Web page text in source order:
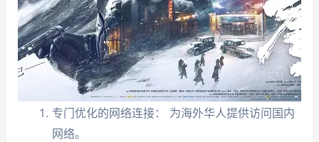
专门优化的网络连接： 为海外华人提供访问国内
网络。